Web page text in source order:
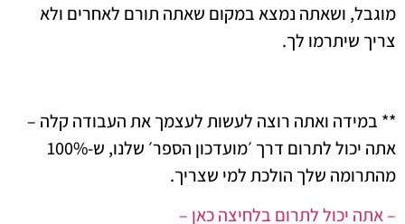
מוגבל, ושאתה נמצא במקום שאתה תורם לאחרים ולא
צריך שיתרמו לך.
** במידה ואתה רוצה לעשות לעצמך את העבודה קלה –
אתה יכול לתרום דרך ׳מועדכון הספר׳ שלנו, ש-100%
מהתרומה שלך הולכת למי שצריך.
– אתה יכול לתרום בלחיצה כאן –